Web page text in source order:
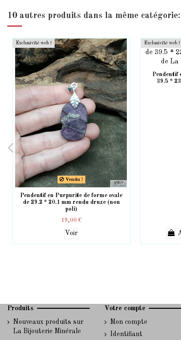
10 autres produits dans la même catégorie:
Exclusivité web !
Vendu !
Pendentif en Purpurite de forme ovale
de 29.2 * 20.1 mm rendu druze (non
poli)
19,00 €
Voir
Exclusivité web !
Pendentif
39.5 *
Produits
Nouveaux produits sur
La Bijouterie Minérale
Votre compte
Mon compte
Identifiant